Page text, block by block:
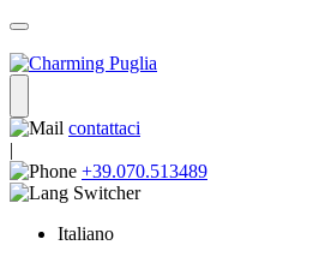
contattaci
|
+39.070.513489
Italiano